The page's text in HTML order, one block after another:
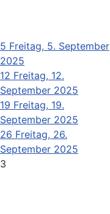
5 Freitag, 5. September
2025
12 Freitag, 12.
September 2025
19 Freitag, 19.
September 2025
26 Freitag, 26.
September 2025
3